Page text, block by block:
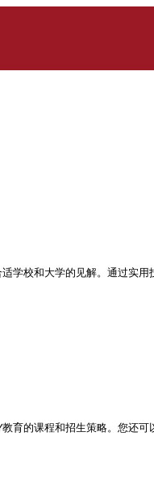
学校和大学的见解。通过实用
的课程和招生策略。您还可